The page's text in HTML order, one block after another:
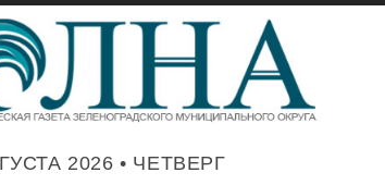
2026 • ЧЕТВЕРГ